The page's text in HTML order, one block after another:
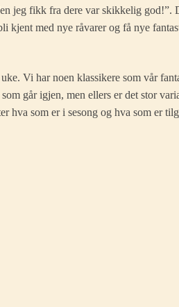
jeg fikk fra dere var skikkelig god!”.
kjent med nye råvarer og få nye
Vi har noen klassikere som vår
går igjen, men ellers er det stor
hva som er i sesong og hva som er